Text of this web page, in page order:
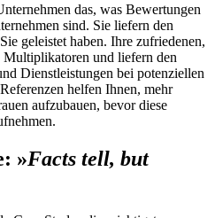
das, was Bewertungen
sind. Sie liefern den
geleistet haben. Ihre zufriedenen,
und liefern den
Dienstleistungen bei potenziellen
helfen Ihnen, mehr
aufzubauen, bevor diese
»Facts tell, but